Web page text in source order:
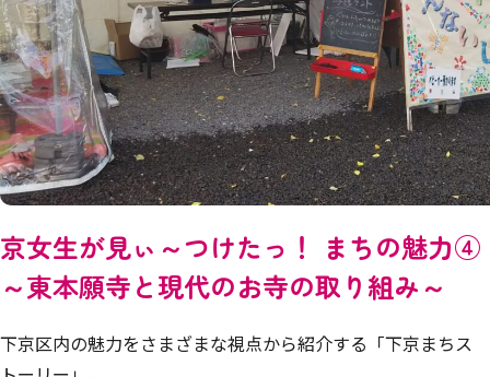
京女生が見ぃ～つけたっ！ まちの魅力④
～東本願寺と現代のお寺の取り組み～
下京区内の魅力をさまざまな視点から紹介する「下京まちス